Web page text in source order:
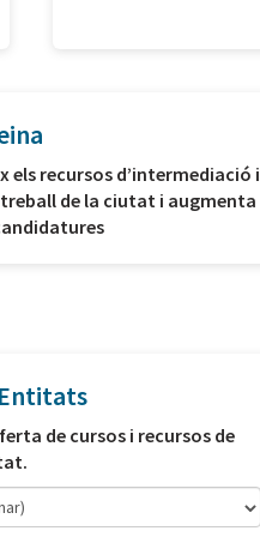
els recursos d’intermediació i
treball de la ciutat i augmenta
de cursos i recursos de